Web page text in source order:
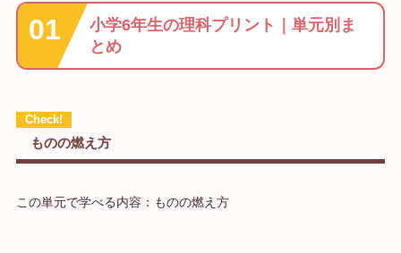
小学6年生の理科プリント｜単元別ま
とめ
ものの燃え方
この単元で学べる内容：ものの燃え方